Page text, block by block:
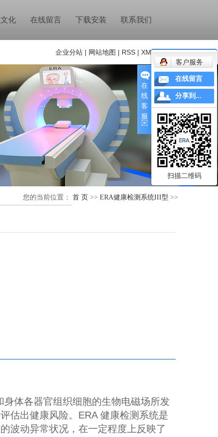
化 在线留言 下载安装 联系我们
企业分站 | 网站地图 | RSS | XML|
您的当前位置： 首 页 >> ERA健康检测系统III型 >>
体各器官组织细胞的生物电磁场所发
估出健康风险。ERA 健康检测系统是
波动异常状况，在一定程度上反映了
在
线
客
服
客户服务
在线留言
分享到...
扫描二维码